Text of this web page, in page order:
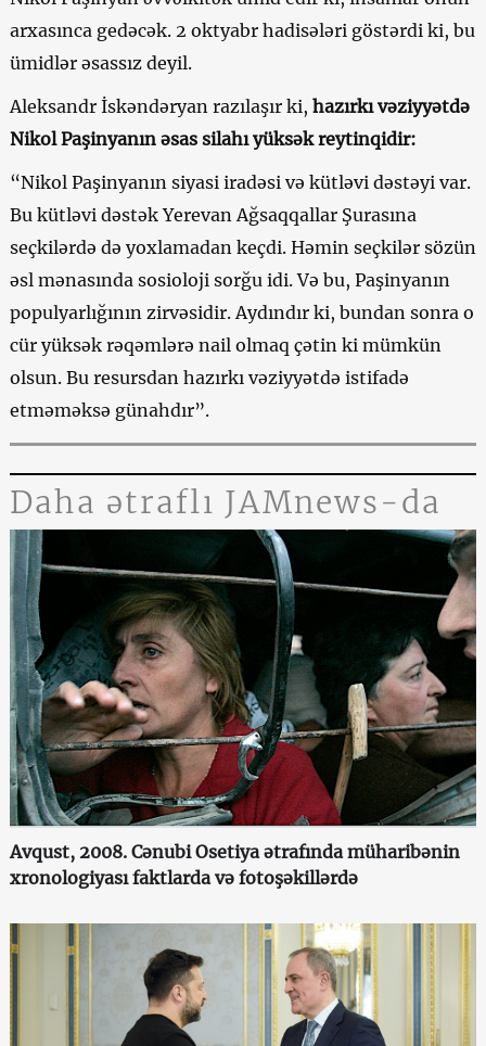
arxasınca gedəcək. 2 oktyabr hadisələri göstərdi ki, bu
ümidlər əsassız deyil.
Aleksandr İskəndəryan razılaşır ki, hazırkı vəziyyətdə
Nikol Paşinyanın əsas silahı yüksək reytinqidir:
“Nikol Paşinyanın siyasi iradəsi və kütləvi dəstəyi var.
Bu kütləvi dəstək Yerevan Ağsaqqallar Şurasına
seçkilərdə də yoxlamadan keçdi. Həmin seçkilər sözün
əsl mənasında sosioloji sorğu idi. Və bu, Paşinyanın
populyarlığının zirvəsidir. Aydındır ki, bundan sonra o
cür yüksək rəqəmlərə nail olmaq çətin ki mümkün
olsun. Bu resursdan hazırkı vəziyyətdə istifadə
etməməksə günahdır”.
Daha ətraflı JAMnews-da
Avqust, 2008. Cənubi Osetiya ətrafında müharibənin
xronologiyası faktlarda və fotoşəkillərdə